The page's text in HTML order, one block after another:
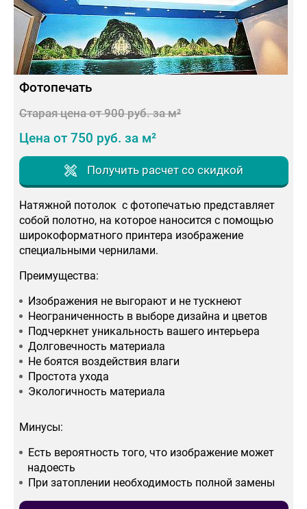
Фотопечать
Старая цена от 900 руб. за м²
Цена от 750 руб. за м²
Получить расчет со скидкой
Натяжной потолок с фотопечатью представляет
собой полотно, на которое наносится с помощью
широкоформатного принтера изображение
специальными чернилами.
Преимущества:
Изображения не выгорают и не тускнеют
Неограниченность в выборе дизайна и цветов
Подчеркнет уникальность вашего интерьера
Долговечность материала
Не боятся воздействия влаги
Простота ухода
Экологичность материала
Минусы:
Есть вероятность того, что изображение может
надоесть
При затоплении необходимость полной замены